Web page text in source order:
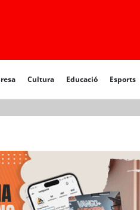
Cultura Educació Esports